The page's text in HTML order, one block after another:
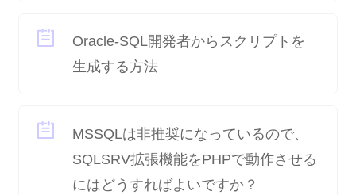
Oracle-SQL開発者からスクリプトを
生成する方法
MSSQLは非推奨になっているので、
SQLSRV拡張機能をPHPで動作させる
にはどうすればよいですか？